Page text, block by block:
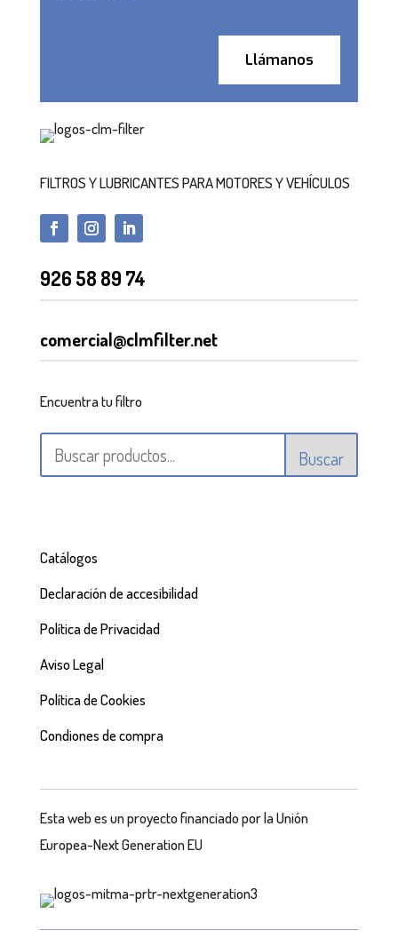
Llámanos
FILTROS Y LUBRICANTES PARA MOTORES Y VEHÍCULOS
926 58 89 74
comercial@clmfilter.net
Encuentra tu filtro
Buscar
Catálogos
Declaración de accesibilidad
Política de Privacidad
Aviso Legal
Política de Cookies
Condiones de compra
Esta web es un proyecto financiado por la Unión
Europea-Next Generation EU